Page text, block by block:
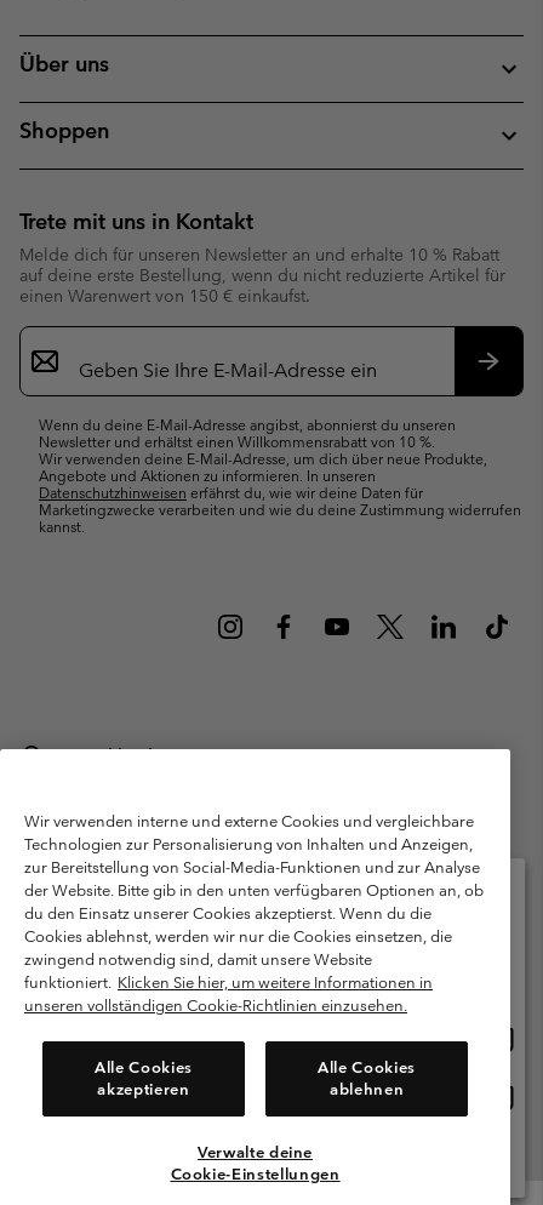
Über uns
Shoppen
Trete mit uns in Kontakt
Melde dich für unseren Newsletter an und erhalte 10 % Rabatt
auf deine erste Bestellung, wenn du nicht reduzierte Artikel für
einen Warenwert von 150 € einkaufst.
Newsletter-
Anmeldung
Wenn du deine E-Mail-Adresse angibst, abonnierst du unseren
Newsletter und erhältst einen Willkommensrabatt von 10 %.
Wir verwenden deine E-Mail-Adresse, um dich über neue Produkte,
Angebote und Aktionen zu informieren. In unseren
Datenschutzhinweisen erfährst du, wie wir deine Daten für
Marketingzwecke verarbeiten und wie du deine Zustimmung widerrufen
kannst.
Deutschland
München Deutschland. Alle Rechte vorbehalten.
Nutzungsbedingungen
Allgemeine Verkaufsbedingungen
Garantie
Datenschutzerklärung
Bestimmungen und Bedingungen des Mitglieder Programms
Nutzungsbedingungen Für Nutzergenerierte Inhalte
Cookies
Public CBCR
Kundenservice: Mo- Fr. 9:00 - 13:00 & 14:00- 18:00 Uhr
(+)498912081004
Wir verwenden interne und externe Cookies und vergleichbare
Technologien zur Personalisierung von Inhalten und Anzeigen,
zur Bereitstellung von Social-Media-Funktionen und zur Analyse
der Website. Bitte gib in den unten verfügbaren Optionen an, ob
du den Einsatz unserer Cookies akzeptierst. Wenn du die
Cookies ablehnst, werden wir nur die Cookies einsetzen, die
zwingend notwendig sind, damit unsere Website
funktioniert. Klicken Sie hier, um weitere Informationen in
unseren vollständigen Cookie-Richtlinien einzusehen.
Alle Cookies
akzeptieren
Alle Cookies
ablehnen
Verwalte deine
Cookie-Einstellungen
Bitte wählen Sie Ihr Lieferland und Ihre Sprache
Online-Einkauf verfügbar
Deutschland
Alle Länder Anzeigen